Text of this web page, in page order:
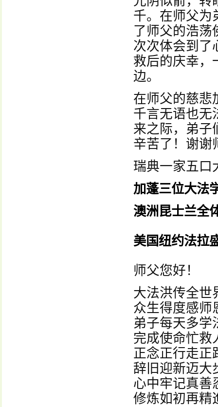
千。在师父为
了师父的浩荡
次次体会到了
救后的庆幸，
边。
在师父的慈悲
千言无语也无
来之际，弟子
辛苦了！谢谢
瑞典一家五口
加蓬三位大法
澳洲昆士兰全
美国纽约法拉
师父您好！
大法洪传全世
众生得度感师
弟子每天多学
完成使命忙救
正念正行走正
辞旧迎新迈大
心中牢记真善
修炼如初再精